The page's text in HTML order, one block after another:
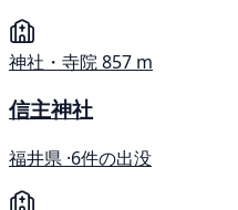
神社・寺院857 m
信主神社
福井県 ·6件の出没